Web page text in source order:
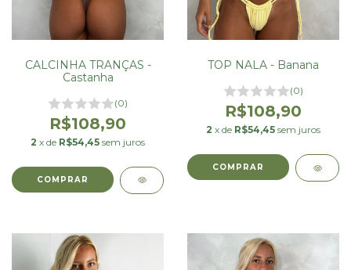
CALCINHA TRANÇAS -
Castanha
(0)
R$108,90
2 x de R$54,45 sem juros
COMPRAR
TOP NALA - Banana
(0)
R$108,90
2 x de R$54,45 sem juros
COMPRAR